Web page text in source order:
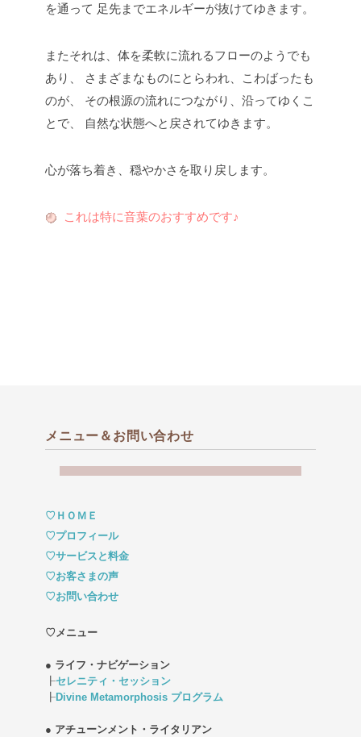
を通って 足先までエネルギーが抜けてゆきます。
またそれは、体を柔軟に流れるフローのようでも
あり、
さまざまなものにとらわれ、こわばったも
のが、
その根源の流れにつながり、沿ってゆくこ
とで、
自然な状態へと戻されてゆきます。
心が落ち着き、穏やかさを取り戻します。
これは特に音葉のおすすめです♪
メニュー＆お問い合わせ
♡ＨＯＭＥ
♡プロフィール
♡サービスと料金
♡お客さまの声
♡お問い合わせ
♡メニュー
● ライフ・ナビゲーション
┠セレニティ・セッション
┠Divine Metamorphosis プログラム
● アチューンメント・ライタリアン